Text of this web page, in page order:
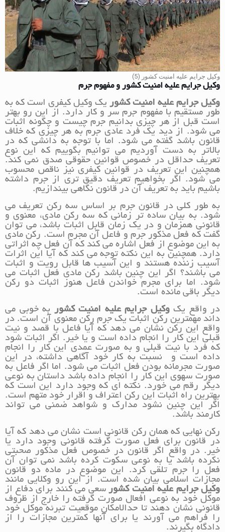
وکیل جرایم علیه امنیت کشور (5)
وکیل جرایم علیه امنیت کشور و مفهوم جرم
وکیل جرایم علیه امنیت کشور یک وکیل کیفری است که به
طور مستقیم با مفهوم جرم سر و کار دارد. از این رو بهتر
است قبل از هر چیزی بدانیم جرم چیست و چگونه اثبات
می شود. از دید یک فرد عادی جرم به هر چیزی که خلاف
قانون باشد گفته می شود. اما با توجه به دانشی که در
بالاتر به دست آوردیم می توانیم بگوییم که این نوع
تعریف حداقل در خصوص قوانین حقوقی صدق نمی کند.
همچنین این تعریف در قوانین کیفری نیز ناقص محسوب
می شود. اگر بخواهیم تعریف دقیق تری از جرم داشته
باشیم باید به تعریف آن در قانون نگاهی بیندازیم.
به طور کلی در قانون جرم بر اساس سه رکن تعریف می
شود. به بیان ساده تر زمانی که سه رکن مادی، معنوی و
قانونی همزمان و در یک زمان قابل اثبات باشد، می توان
گفت که فعل مذکور جرم و فاعل آن مجرم است. رکن مادی
به این موضوع از فعل اشاره می کند که آن فعل چه اثراتی
دارد. همچنین به این نکته توجه می کند که آیا این اثرات
آسیب زننده هستند و این آسیب ها قابل رویت و اثبات
می باشند؟ اگر این چنین باشد رکن مادی فعل اثبات می
شود. اما برای مجرم خواندن فاعل هنوز اثبات دو رکن
دیگر باقی مانده است.
در واقع یکوکیل جرایم علیه امنیت کشور به خوبی می
داند مهمترین رکن اثبات یک جرم رکن معنوی آن است. در
واقع این رکن نشان می دهد که آیا فاعل با قصد و نیت
قبلی این کار را انجام داده است و یا خیر. اگر اثبات شود
که فرد با نیت قبلی و به صورت عمدی این کار را انجام
داده است و نسبت به کار خود آگاهی داشته، در این
صورت مجرمانه بودن فعل اثبات می شود. اما اگر فاعل به
صورت سهوی این کار را انجام داده باشد داستان به نوعی
دیگر رقم می خورد. نکته ای که وجود دارد این است که
بهترین راه اثبات این رکن اعتراف و اقرار خود متهم است.
اگر این چنین نشود مدارک و شواهد ضمنی می تواند
کارمند باشد.
رکن نهایی که همان رکن قانونی است نشان می دهد که آیا
در قانون برای فعل صورت گرفته قانونی وجود دارد یا
خیر. در واقع اگر قانون در خصوص فعل مذکور صحبتی
نکرده باشد یا به نوعی سکوت کرده باشد نمی توان آن
فعل را جرم تلقی کرد. این موضوع در ماده دو قانون
مجازات اسلامی بیان شده است. از این رو وکلایی مانند
وکیل جرایم علیه امنیت کشور سعی می کنند برای دفاع از
موکل خود به نوعی افعال صورت گرفته را خارج از ظروف
قانونی نشان دهند تا حدالامکان موقعیت تبرئه موکل خود
را فراهم می آورند یا برای آنها کمترین مجازات را از
دادگاه بگیرند.